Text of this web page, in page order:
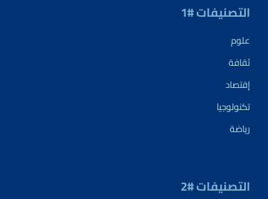
التصنيفات #1
علوم
ثقافة
إقتصاد
تكنولوجيا
رياضة
التصنيفات #2